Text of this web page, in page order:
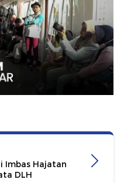
Imbas Hajatan
DLH